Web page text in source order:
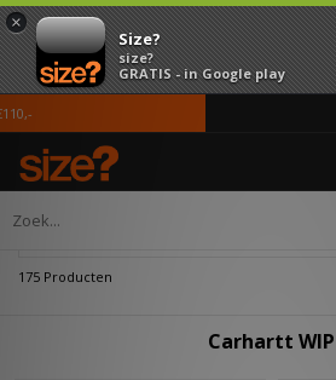
×
Size?
size?
GRATIS - in Google play
Home Carhartt WIP
175 Producten
Carhartt WIP